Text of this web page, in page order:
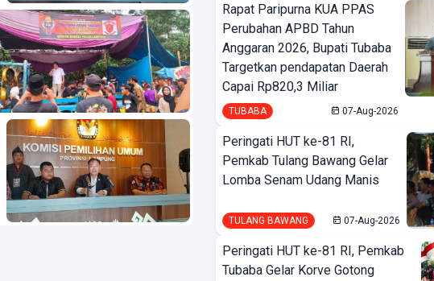
Rapat Paripurna KUA PPAS
Perubahan APBD Tahun
Anggaran 2026, Bupati Tubaba
Targetkan pendapatan Daerah
Capai Rp820,3 Miliar
TUBABA 07-Aug-2026
Peringati HUT ke-81 RI,
Pemkab Tulang Bawang Gelar
Lomba Senam Udang Manis
TULANG BAWANG 07-Aug-2026
Peringati HUT ke-81 RI, Pemkab
Tubaba Gelar Korve Gotong